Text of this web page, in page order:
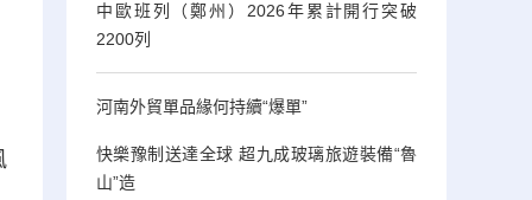
中歐班列（鄭州）2026年累計開行突破
2200列
河南外貿單品緣何持續“爆單”
快樂豫制送達全球 超九成玻璃旅遊裝備“魯
山”造